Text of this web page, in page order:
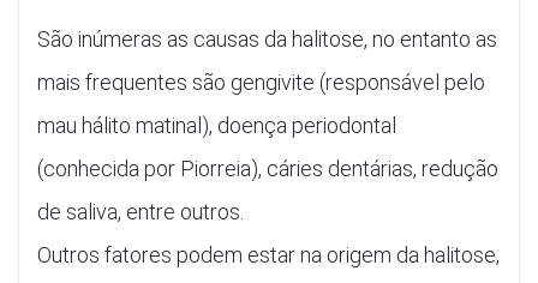
São inúmeras as causas da halitose, no entanto as
mais frequentes são gengivite (responsável pelo
mau hálito matinal), doença periodontal
(conhecida por Piorreia), cáries dentárias, redução
de saliva, entre outros.
Outros fatores podem estar na origem da halitose,